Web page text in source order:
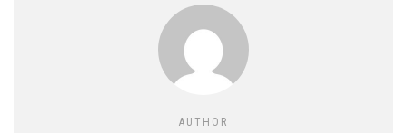
AUTHOR